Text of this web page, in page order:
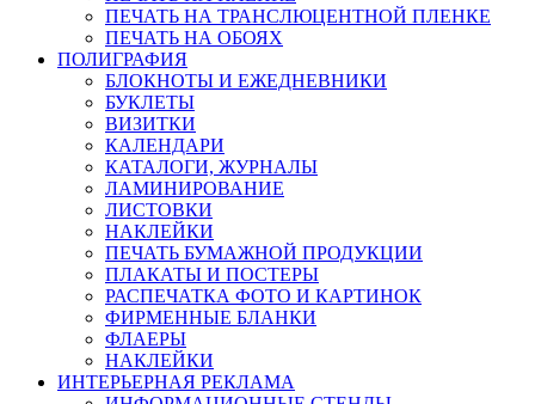
ПЕЧАТЬ НА ТРАНСЛЮЦЕНТНОЙ ПЛЕНКЕ
ПЕЧАТЬ НА ОБОЯХ
ПОЛИГРАФИЯ
БЛОКНОТЫ И ЕЖЕДНЕВНИКИ
БУКЛЕТЫ
ВИЗИТКИ
КАЛЕНДАРИ
КАТАЛОГИ, ЖУРНАЛЫ
ЛАМИНИРОВАНИЕ
ЛИСТОВКИ
НАКЛЕЙКИ
ПЕЧАТЬ БУМАЖНОЙ ПРОДУКЦИИ
ПЛАКАТЫ И ПОСТЕРЫ
РАСПЕЧАТКА ФОТО И КАРТИНОК
ФИРМЕННЫЕ БЛАНКИ
ФЛАЕРЫ
НАКЛЕЙКИ
ИНТЕРЬЕРНАЯ РЕКЛАМА